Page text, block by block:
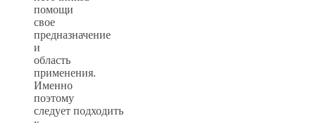
помощи
свое
предназначение
и
область
применения.
Именно
поэтому
следует подходить